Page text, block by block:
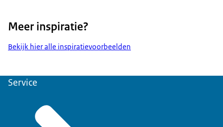
Meer inspiratie?
Bekijk hier alle inspiratievoorbeelden
Service